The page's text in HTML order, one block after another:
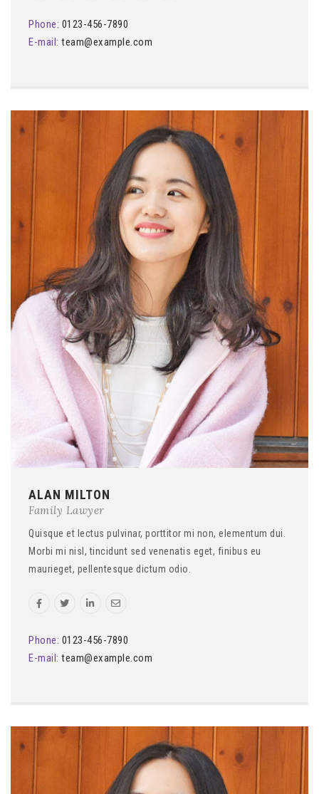
Phone: 0123-456-7890
E-mail: team@example.com
ALAN MILTON
Family Lawyer
Quisque et lectus pulvinar, porttitor mi non, elementum dui.
Morbi mi nisl, tincidunt sed venenatis eget, finibus eu
maurieget, pellentesque dictum odio.
Phone: 0123-456-7890
E-mail: team@example.com